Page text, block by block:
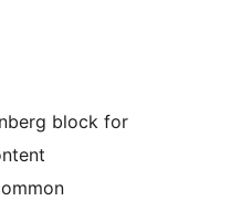
block for